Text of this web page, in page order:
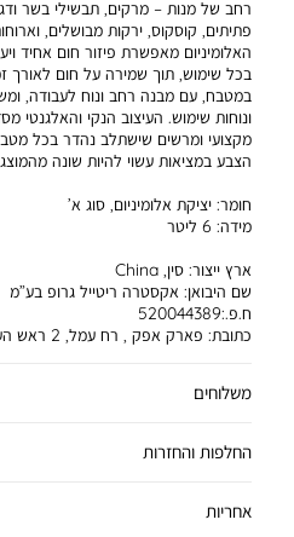
רחב של מנות – מרקים, תבשילי בשר
פתיתים, קוסקוס, ירקות מבושלים,
האלומיניום מאפשרת פיזור חום אחיד
בכל שימוש, תוך שמירה על חום לאורך
במטבח, עם מבנה רחב ונוח לעבודה,
מקצועי ומרשים שישתלב נהדר בכל
הצבע במציאות עשוי להיות שונה
חומר: יציקת אלומיניום, סוג א’
מידה: 6 ליטר
ארץ ייצור: סין, China
שם היבואן: אקסטרה ריטייל גרופ בע”מ
ח.פ.:520044389
כתובת: פארק אפק , רח עמל, 2 ראש העין
משלוחים
החלפות והחזרות
אחריות